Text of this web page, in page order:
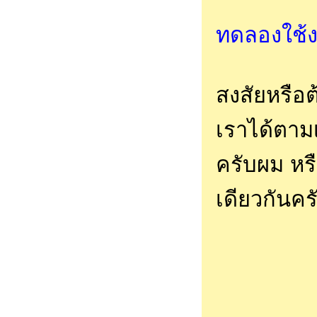
ทดลองใช้
สงสัยหรือ
เราได้ตา
ครับผม ห
เดียวกันค